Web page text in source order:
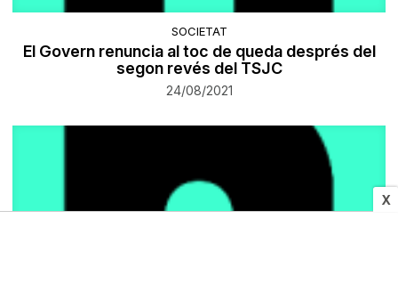
X
SOCIETAT
El Govern renuncia al toc de queda després del
segon revés del TSJC
24/08/2021